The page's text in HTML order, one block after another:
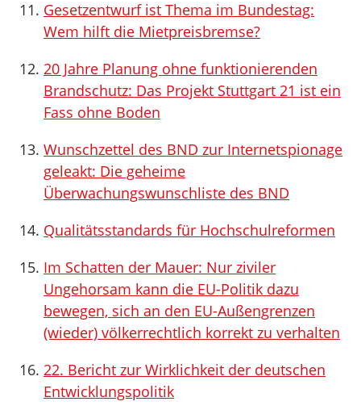
Gesetzentwurf ist Thema im Bundestag:
Wem hilft die Mietpreisbremse?
20 Jahre Planung ohne funktionierenden
Brandschutz: Das Projekt Stuttgart 21 ist ein
Fass ohne Boden
Wunschzettel des BND zur Internetspionage
geleakt: Die geheime
Überwachungswunschliste des BND
Qualitätsstandards für Hochschulreformen
Im Schatten der Mauer: Nur ziviler
Ungehorsam kann die EU-Politik dazu
bewegen, sich an den EU-Außengrenzen
(wieder) völkerrechtlich korrekt zu verhalten
22. Bericht zur Wirklichkeit der deutschen
Entwicklungspolitik